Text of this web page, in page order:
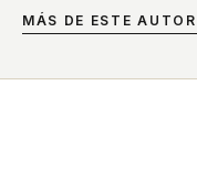
MÁS DE ESTE